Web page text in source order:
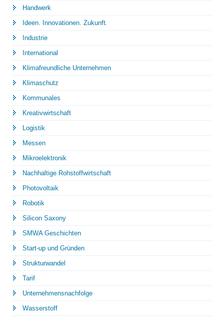
Handwerk
Ideen. Innovationen. Zukunft.
Industrie
International
Klimafreundliche Unternehmen
Klimaschutz
Kommunales
Kreativwirtschaft
Logistik
Messen
Mikroelektronik
Nachhaltige Rohstoffwirtschaft
Photovoltaik
Robotik
Silicon Saxony
SMWA Geschichten
Start-up und Gründen
Strukturwandel
Tarif
Unternehmensnachfolge
Wasserstoff